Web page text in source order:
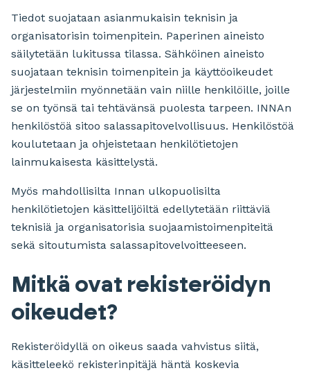
Tiedot suojataan asianmukaisin teknisin ja
organisatorisin toimenpitein. Paperinen aineisto
säilytetään lukitussa tilassa. Sähköinen aineisto
suojataan teknisin toimenpitein ja käyttöoikeudet
järjestelmiin myönnetään vain niille henkilöille, joille
se on työnsä tai tehtävänsä puolesta tarpeen. INNAn
henkilöstöä sitoo salassapitovelvollisuus. Henkilöstöä
koulutetaan ja ohjeistetaan henkilötietojen
lainmukaisesta käsittelystä.
Myös mahdollisilta Innan ulkopuolisilta
henkilötietojen käsittelijöiltä edellytetään riittäviä
teknisiä ja organisatorisia suojaamistoimenpiteitä
sekä sitoutumista salassapitovelvoitteeseen.
Mitkä ovat rekisteröidyn
oikeudet?
Rekisteröidyllä on oikeus saada vahvistus siitä,
käsitteleekö rekisterinpitäjä häntä koskevia